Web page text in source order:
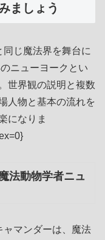
ましょう
じ魔法界を舞台に
ニューヨークとい
世界観の説明と複数
人物と基本の流れを
になりま
法動物学者ニュ
ャマンダーは、魔法